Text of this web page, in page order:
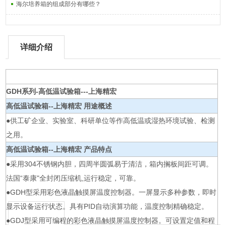
海尔培养箱的组成部分有哪些？
详细介绍
GDH系列-高低温试验箱---上海精宏
高低温试验箱--上海精宏 用途概述
●供工矿企业、实验室、科研单位等作高低温或湿热环境试验、检测
之用。
高低温试验箱--上海精宏 产品特点
●采用304不锈钢内胆，四周半圆弧易于清洁，箱内搁板间距可调。
法国“泰康"全封闭压缩机,运行稳定，可靠。
●GDH型采用彩色液晶触摸屏温度控制器。一屏显示多种参数，即时
显示设备运行状态。具有PID自动演算功能，温度控制精确稳定。
●GDJ型采用可编程的彩色液晶触摸屏温度控制器。可设置定值和程